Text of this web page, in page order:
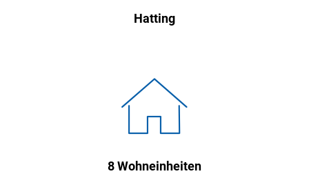
Hatting

8 Wohneinheiten